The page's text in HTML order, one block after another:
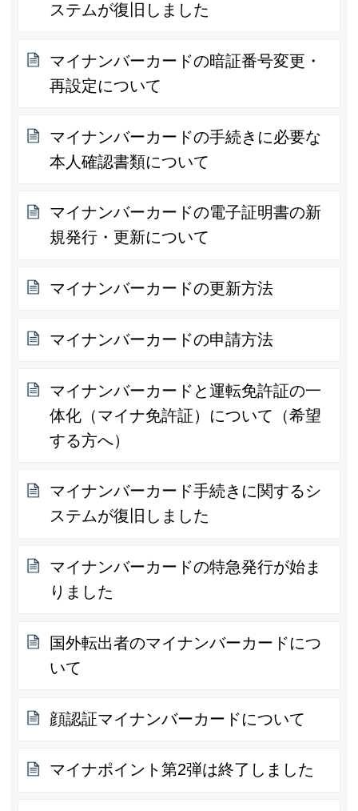
ステムが復旧しました
マイナンバーカードの暗証番号変更・
再設定について
マイナンバーカードの手続きに必要な
本人確認書類について
マイナンバーカードの電子証明書の新
規発行・更新について
マイナンバーカードの更新方法
マイナンバーカードの申請方法
マイナンバーカードと運転免許証の一
体化（マイナ免許証）について（希望
する方へ）
マイナンバーカード手続きに関するシ
ステムが復旧しました
マイナンバーカードの特急発行が始ま
りました
国外転出者のマイナンバーカードにつ
いて
顔認証マイナンバーカードについて
マイナポイント第2弾は終了しました